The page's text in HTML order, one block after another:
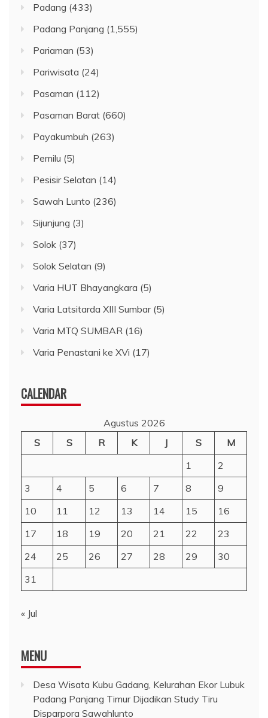
Padang (433)
Padang Panjang (1,555)
Pariaman (53)
Pariwisata (24)
Pasaman (112)
Pasaman Barat (660)
Payakumbuh (263)
Pemilu (5)
Pesisir Selatan (14)
Sawah Lunto (236)
Sijunjung (3)
Solok (37)
Solok Selatan (9)
Varia HUT Bhayangkara (5)
Varia Latsitarda XIII Sumbar(5)
Varia MTQ SUMBAR (16)
Varia Penastani ke XVi (17)
CALENDAR
Agustus 2026
S
S R K J S
M
1
2
3
4 5 6 7 8
9
10
11 12 13 14 15
16
17
18 19 20 21 22
23
24
25 26 27 28 29
30
31
« Jul
MENU
Desa Wisata Kubu Gadang, Kelurahan Ekor Lubuk
Padang Panjang Timur Dijadikan Study Tiru
Disparpora Sawahlunto